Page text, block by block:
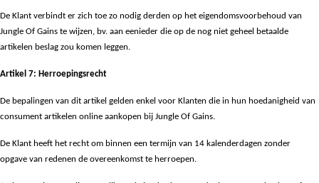
De Klant verbindt er zich toe zo nodig derden op het eigendomsvoorbehoud van
Jungle Of Gains te wijzen, bv. aan eenieder die op de nog niet geheel betaalde
artikelen beslag zou komen leggen.
Artikel 7: Herroepingsrecht
De bepalingen van dit artikel gelden enkel voor Klanten die in hun hoedanigheid van
consument artikelen online aankopen bij Jungle Of Gains.
De Klant heeft het recht om binnen een termijn van 14 kalenderdagen zonder
opgave van redenen de overeenkomst te herroepen.